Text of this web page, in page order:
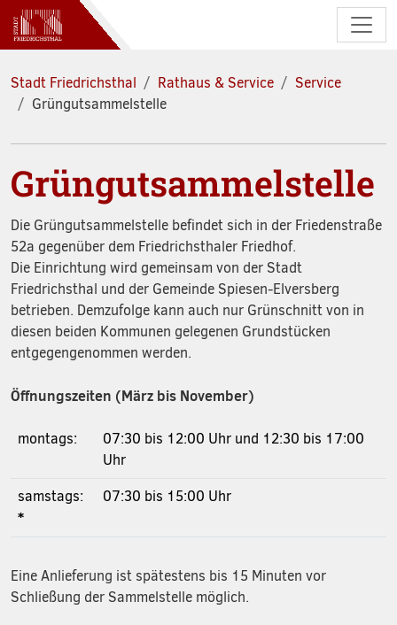
Zum Hauptinhalt springen
Stadt Friedrichsthal Rathaus & Service
Service
Grüngutsammelstelle
Grüngutsammelstelle
Die Grüngutsammelstelle befindet sich in der Friedenstraße
52a gegenüber dem Friedrichsthaler Friedhof.
Die Einrichtung wird gemeinsam von der Stadt
Friedrichsthal und der Gemeinde Spiesen-Elversberg
betrieben. Demzufolge kann auch nur Grünschnitt von in
diesen beiden Kommunen gelegenen Grundstücken
entgegengenommen werden.
Öffnungszeiten (März bis November)
montags:
07:30 bis 12:00 Uhr und 12:30 bis 17:00
Uhr
samstags:
*
07:30 bis 15:00 Uhr
Eine Anlieferung ist spätestens bis 15 Minuten vor
Schließung der Sammelstelle möglich.